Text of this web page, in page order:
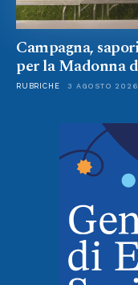
Campagna,
per la Madonna
RUBRICHE 3 AGOSTO 2026